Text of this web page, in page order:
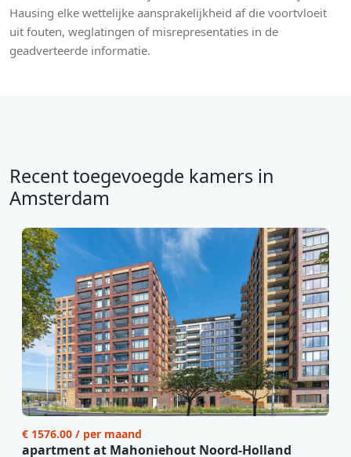
Hausing elke wettelijke aansprakelijkheid af die voortvloeit
uit fouten, weglatingen of misrepresentaties in de
geadverteerde informatie.
Recent toegevoegde kamers in
Amsterdam
€ 1576.00 / per maand
apartment at Mahoniehout Noord-Holland